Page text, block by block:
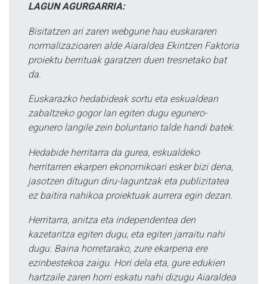
LAGUN AGURGARRIA:
Bisitatzen ari zaren webgune hau euskararen
normalizazioaren alde Aiaraldea Ekintzen Faktoria
proiektu berrituak garatzen duen tresnetako bat
da.
Euskarazko hedabideak sortu eta eskualdean
zabaltzeko gogor lan egiten dugu egunero-
egunero langile zein boluntario talde handi batek.
Hedabide herritarra da gurea, eskualdeko
herritarren ekarpen ekonomikoari esker bizi dena,
jasotzen ditugun diru-laguntzak eta publizitatea
ez baitira nahikoa proiektuak aurrera egin dezan.
Herritarra, anitza eta independentea den
kazetaritza egiten dugu, eta egiten jarraitu nahi
dugu. Baina horretarako, zure ekarpena ere
ezinbestekoa zaigu. Hori dela eta, gure edukien
hartzaile zaren horri eskatu nahi dizugu Aiaraldea